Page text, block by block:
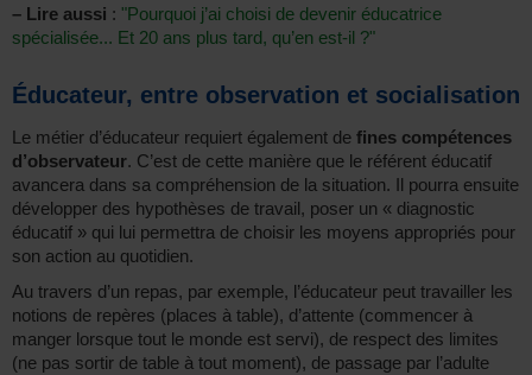
– Lire aussi : "Pourquoi j’ai choisi de devenir éducatrice
spécialisée... Et 20 ans plus tard, qu’en est-il ?"
Éducateur, entre observation et socialisation
Le métier d’éducateur requiert également de fines compétences
d’observateur. C’est de cette manière que le référent éducatif
avancera dans sa compréhension de la situation. Il pourra ensuite
développer des hypothèses de travail, poser un « diagnostic
éducatif » qui lui permettra de choisir les moyens appropriés pour
son action au quotidien.
Au travers d’un repas, par exemple, l’éducateur peut travailler les
notions de repères (places à table), d’attente (commencer à
manger lorsque tout le monde est servi), de respect des limites
(ne pas sortir de table à tout moment), de passage par l’adulte